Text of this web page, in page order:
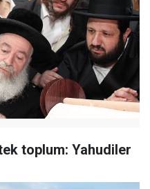
toplum: Yahudiler